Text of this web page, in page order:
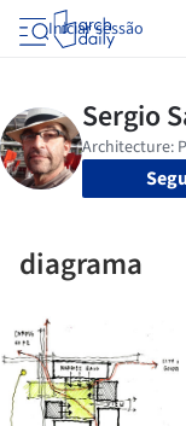
Iniciar sessão
diagrama